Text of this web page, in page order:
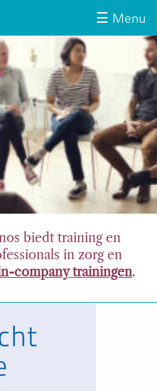
☰ Menu
biedt training en
in zorg en
company trainingen.